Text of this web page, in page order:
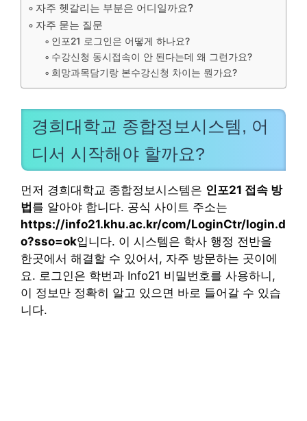
자주 헷갈리는 부분은 어디일까요?
자주 묻는 질문
인포21 로그인은 어떻게 하나요?
수강신청 동시접속이 안 된다는데 왜 그런가요?
희망과목담기랑 본수강신청 차이는 뭔가요?
경희대학교 종합정보시스템, 어
디서 시작해야 할까요?
먼저 경희대학교 종합정보시스템은 인포21 접속 방
법를 알아야 합니다. 공식 사이트 주소는
https://info21.khu.ac.kr/com/LoginCtr/login.d
o?sso=ok입니다. 이 시스템은 학사 행정 전반을
한곳에서 해결할 수 있어서, 자주 방문하는 곳이에
요. 로그인은 학번과 Info21 비밀번호를 사용하니,
이 정보만 정확히 알고 있으면 바로 들어갈 수 있습
니다.